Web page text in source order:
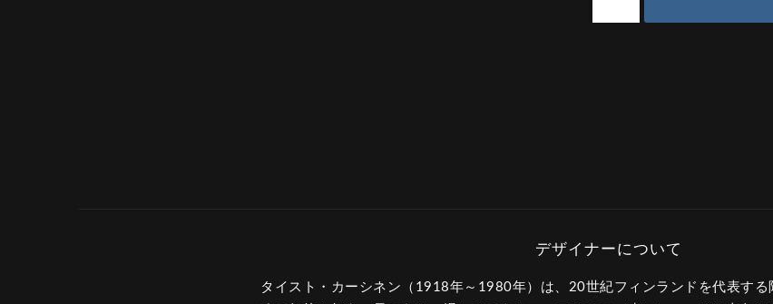
タイスト・カーシネン（1918年～1980年）は、20世紀フィンランドを代表する